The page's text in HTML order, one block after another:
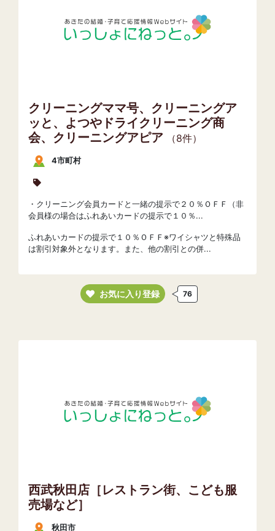
クリーニングママ号、クリーニングア
ッと、よつやドライクリーニング商
会、クリーニングアピア
（8件）
4市町村
・クリーニング会員カードと一緒の提示で２０％ＯＦＦ（非
会員様の場合はふれあいカードの提示で１０％...
ふれあいカードの提示で１０％ＯＦＦ※ワイシャツと特殊品
は割引対象外となります。また、他の割引との併...
お気に入り登録 76
西武秋田店［レストラン街、こども服
売場など］
秋田市